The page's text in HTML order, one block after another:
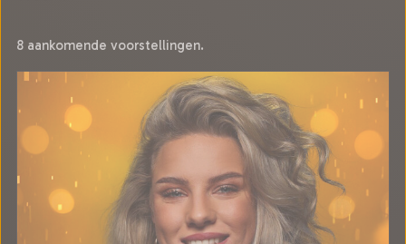
8 aankomende voorstellingen.